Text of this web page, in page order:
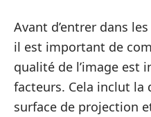
Avant d’entrer dans
il est important de
qualité de l’image est
facteurs. Cela inclut la
surface de projection